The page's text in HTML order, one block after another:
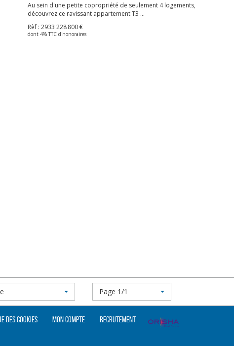
Au sein d'une petite copropriété de seulement 4 logements,
découvrez ce ravissant appartement T3 ...
Rèf : 2933 228 800 €
dont 4% TTC d'honoraires
Page 1/1
des cookies Mon compte Recrutement